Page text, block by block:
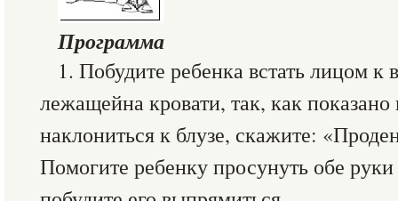
Программа
1. Побудите ребенка встать лицом к
лежащейна кровати, так, как
наклониться к блузе, скажите:
Помогите ребенку просунуть обе